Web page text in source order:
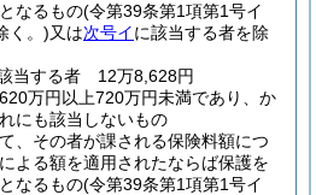
なるもの(令第39条第1項第1号イ
く。)又は次号イに該当する者を除
当する者 12万8,628円
万円以上720万円未満であり、か
にも該当しないもの
、その者が課される保険料額につ
よる額を適用されたならば保護を
なるもの(令第39条第1項第1号イ